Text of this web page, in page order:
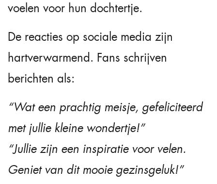
voelen voor hun dochtertje.
De reacties op sociale media zijn
hartverwarmend. Fans schrijven
berichten als:
“Wat een prachtig meisje, gefeliciteerd
met jullie kleine wondertje!”
“Jullie zijn een inspiratie voor velen.
Geniet van dit mooie gezinsgeluk!”